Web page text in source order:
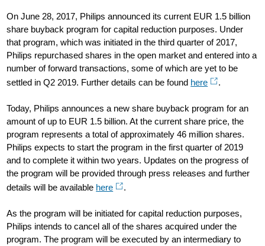
On June 28, 2017, Philips announced its current EUR 1.5 billion
share buyback program for capital reduction purposes. Under
that program, which was initiated in the third quarter of 2017,
Philips repurchased shares in the open market and entered into a
number of forward transactions, some of which are yet to be
settled in Q2 2019. Further details can be found here .
Today, Philips announces a new share buyback program for an
amount of up to EUR 1.5 billion. At the current share price, the
program represents a total of approximately 46 million shares.
Philips expects to start the program in the first quarter of 2019
and to complete it within two years. Updates on the progress of
the program will be provided through press releases and further
details will be available here .
As the program will be initiated for capital reduction purposes,
Philips intends to cancel all of the shares acquired under the
program. The program will be executed by an intermediary to